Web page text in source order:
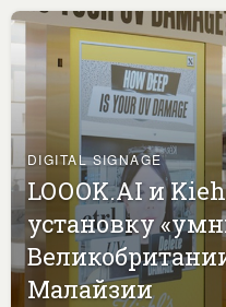
DIGITAL SIGNAGE
LOOOK.AI и
установку
Малайзии